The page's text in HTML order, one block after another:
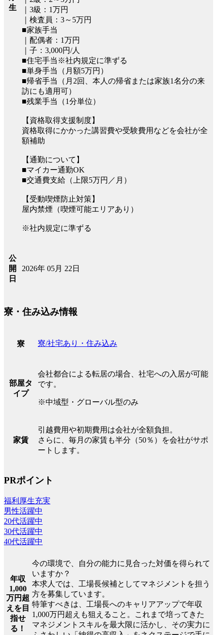
生
｜3級：1万円
｜検査員：3～5万円
■家族手当
｜配偶者：1万円
｜子：3,000円/人
■住宅手当※社内規定に準ずる
■単身手当（月額5万円）
■帰省手当（月2回、本人の帰省または家族1名分の来
訪にも適用可）
■残業手当（1分単位）
【資格取得支援制度】
資格取得にかかった講習費や受験費用などを会社が全
額補助
【通勤について】
■マイカー通勤OK
■交通費支給（上限5万円／月）
【受動喫煙防止対策】
屋内禁煙（喫煙可能エリアあり）
※社内規定に準ずる
公
開
日
2026年 05月 22日
寮・住み込み情報
寮 寮/社宅あり・住み込み
部屋タ
イプ
会社都合による転居の場合、社宅への入居が可能
です。
※中域型・グローバル型のみ
家賃
引越費用や初期費用は会社が全額負担。
さらに、毎月の家賃も半分（50％）を会社がサポ
ートします。
PRポイント
福利厚生充実
男性活躍中
20代活躍中
30代活躍中
40代活躍中
年収
1,000
万円超
えを目
指せ
る！
今の環境で、自分の能力に見合った対価を得られて
いますか？
本求人では、工場長候補としてマネジメントを担う
方を募集しています。
特筆すべきは、工場長へのキャリアアップで年収
1,000万円超えも狙えること。これまで培ってきた
マネジメントスキルを最大限に活かし、その実力に